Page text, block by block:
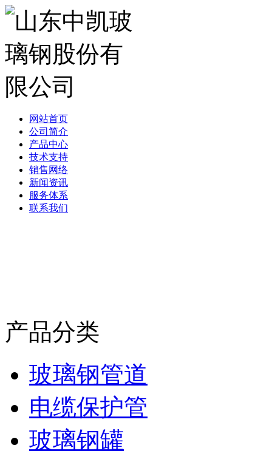
网站首页
公司简介
产品中心
技术支持
销售网络
新闻资讯
服务体系
联系我们
产品分类
玻璃钢管道
电缆保护管
玻璃钢罐